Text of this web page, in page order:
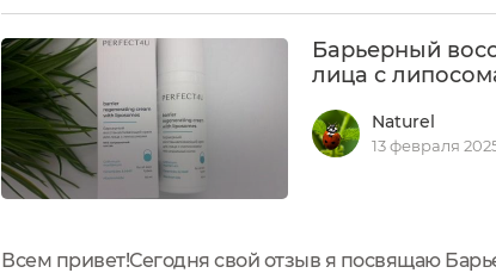
Барьерный
лица с
Naturel
13 февраля
Всем привет!Сегодня свой отзыв я посвящаю